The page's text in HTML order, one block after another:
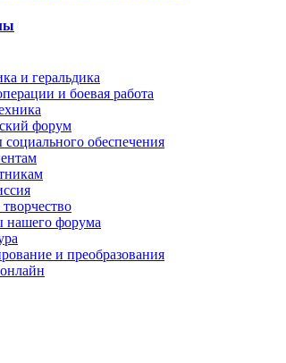
и геральдика
и боевая работа
форум
обеспечения
нашего форума
и преобразования